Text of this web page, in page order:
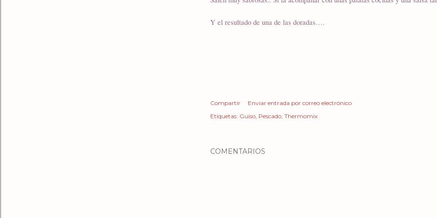
Y el resultado de una de las doradas….
Compartir
Enviar entrada por correo electrónico
Etiquetas: Guiso Pescado Thermomix
COMENTARIOS